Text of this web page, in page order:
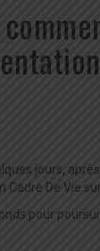
jours,
Cadre De Vie
pour